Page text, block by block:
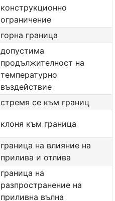
конструкционно
ограничение
горна граница
допустима
продължителност на
температурно
въздействие
стремя се към границ
клоня към граница
граница на влияние на
прилива и отлива
граница на
разпространение на
приливна вълна